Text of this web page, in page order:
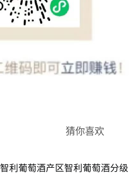
猜你喜欢
智利葡萄酒产区智利葡萄酒分级